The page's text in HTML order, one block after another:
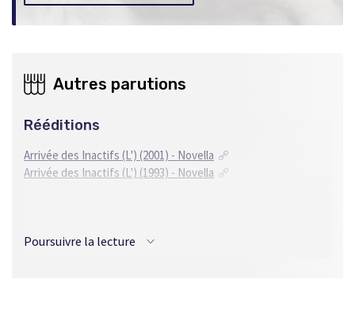
Autres parutions
Rééditions
Arrivée des Inactifs (L') (2001) - Novella
Arrivée des Inactifs (L') (1993) - Novella
Anglais
Poursuivre la lecture